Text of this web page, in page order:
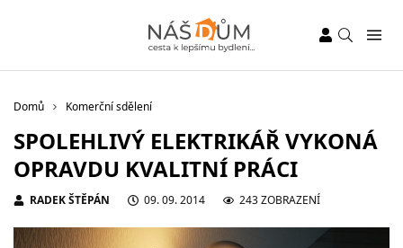
Domů Komerční sdělení
SPOLEHLIVÝ ELEKTRIKÁŘ VYKONÁ
OPRAVDU KVALITNÍ PRÁCI
RADEK ŠTĚPÁN 09. 09. 2014 243 ZOBRAZENÍ